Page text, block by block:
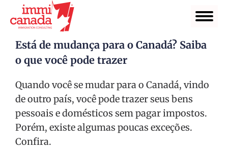
Está de mudança para o Canadá? Saiba
o que você pode trazer
Quando você se mudar para o Canadá, vindo
de outro país, você pode trazer seus bens
pessoais e domésticos sem pagar impostos.
Porém, existe algumas poucas exceções.
Confira.